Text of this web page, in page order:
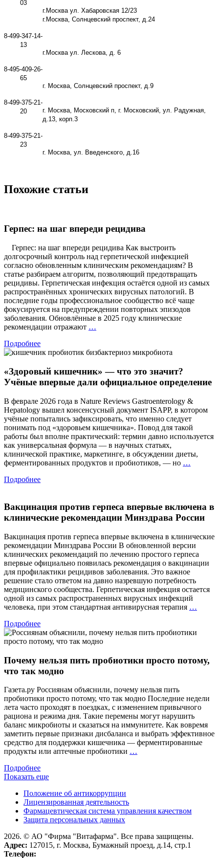
03
г.Москва ул. Хабаровская 12/23
г.Москва, Солнцевский проспект, д.24
8-499-347-14-
13
г.Москва ул. Лескова, д. 6
8-495-409-26-
65
г. Москва, Солнцевский проспект, д.9
8-499-375-21-
20
г. Москва, Московский п, г. Московский, ул. Радужная,
д.13, корп.3
8-499-375-21-
23
г. Москва, ул. Введенского, д.16
Похожие статьи
Герпес: на шаг впереди рецидива
Герпес: на шаг впереди рецидива Как выстроить
долгосрочный контроль над герпетической инфекцией
согласно обновленным клиническим рекомендациям? В
статье разбираем алгоритм, позволяющий предотвращать
рецидивы. Герпетическая инфекция остаётся одной из самых
распространённых хронических вирусных патологий. В
последние годы профессиональное сообщество всё чаще
фокусируется на предупреждении повторных эпизодов
заболевания. Обновлённые в 2025 году клинические
рекомендации отражают …
впереди
Подробнее
«Здоровый кишечник» — что это значит?
Учёные впервые дали официальное определение
В феврале 2026 года в Nature Reviews Gastroenterology &
Hepatology вышел консенсусный документ ISAPP, в котором
учёные попытались зафиксировать, что именно следует
понимать под «здоровьем кишечника». Повод для такой
работы был вполне практический: термин давно используется
как универсальная формула — в научных статьях,
клинической практике, маркетинге, в обсуждении диеты,
ферментированных продуктов и пробиотиков, — но …
значит?
Учёные
Подробнее
Вакцинация против герпеса впервые включена в
клинические рекомендации Минздрава России
Вакцинация против герпеса впервые включена в клинические
рекомендации Минздрава России В обновленной версии
клинических рекомендаций по лечению простого герпеса
впервые официально появилась рекомендация о вакцинации
для профилактики рецидивов заболевания. Это важное
решение стало ответом на давно назревшую потребность
медицинского сообщества. Герпетическая инфекция остается
одной из самых распространенных вирусных инфекций
человека, при этом стандартная антивирусная терапия …
Подробнее
Почему нельзя пить пробиотики просто потому,
что так модно
Газета.ру Россиянам объяснили, почему нельзя пить
пробиотики просто потому, что так модно Последние недели
лета часто проходят в поездках, с изменением привычного
рациона и режима дня. Такие перемены могут нарушить
баланс микробиоты и сказаться на иммунитете. Как вовремя
заметить первые признаки дисбаланса и выбрать эффективное
средство для поддержки кишечника — ферментированные
продукты или аптечные пробиотики …
так
Подробнее
Показать еще
Положение об антикоррупции
Лицензированная деятельность
Фармацевтическая система управления качеством
Защита персональных данных
2026. © АО "Фирма "Витафарма". Все права защищены.
Адрес: 127015, г. Москва, Бумажный проезд, д.14, стр.1
Телефон: